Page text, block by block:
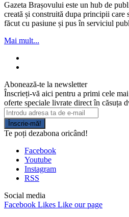
Gazeta Brașovului este un hub de
creată și construită dupa principii care
făcut cu pasiune și pus în serviciul
Mai mult...
Abonează-te la newsletter
Înscrieți-vă aici pentru a primi cele
oferte speciale livrate direct în căsuța
Înscrie-mă!
Te poți dezabona oricând!
Facebook
Youtube
Instagram
RSS
Social media
Facebook Likes Like our page